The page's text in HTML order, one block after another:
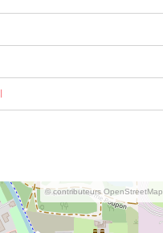
© contributeurs OpenStreetMap